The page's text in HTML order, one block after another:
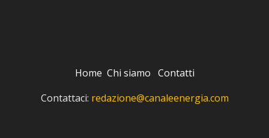
Home Chi siamo Contatti
Contattaci: redazione@canaleenergia.com